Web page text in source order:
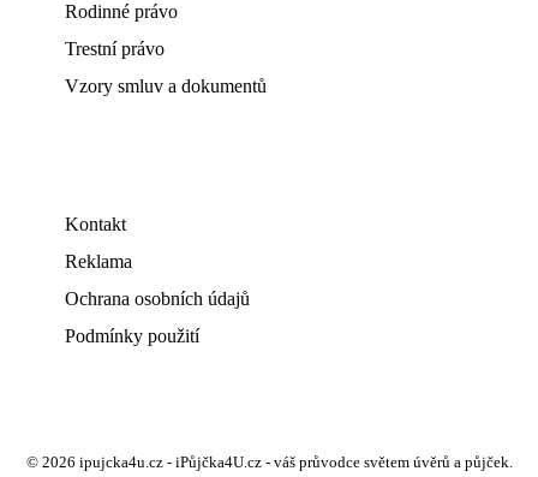
Rodinné právo
Trestní právo
Vzory smluv a dokumentů
Kontakt
Reklama
Ochrana osobních údajů
Podmínky použití
© 2026 ipujcka4u.cz - iPůjčka4U.cz - váš průvodce světem úvěrů a půjček.